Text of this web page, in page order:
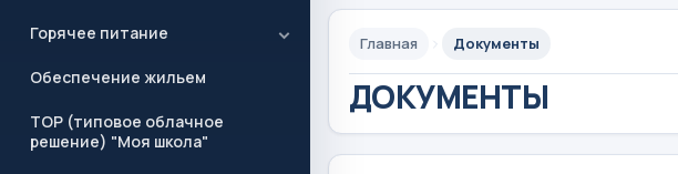
Горячее питание
Обеспечение жильем
ТОР (типовое облачное
решение) "Моя школа"
Главная Документы
ДОКУМЕНТЫ